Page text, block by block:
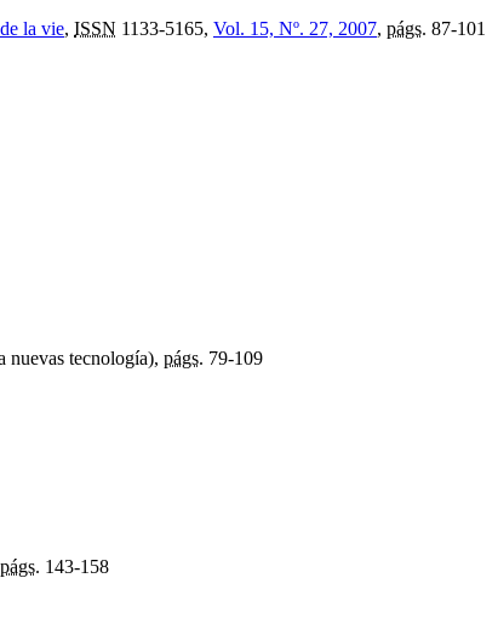
la vie, ISSN 1133-5165, Vol. 15, Nº. 27, 2007, págs. 87-101
nuevas tecnología), págs. 79-109
págs. 143-158